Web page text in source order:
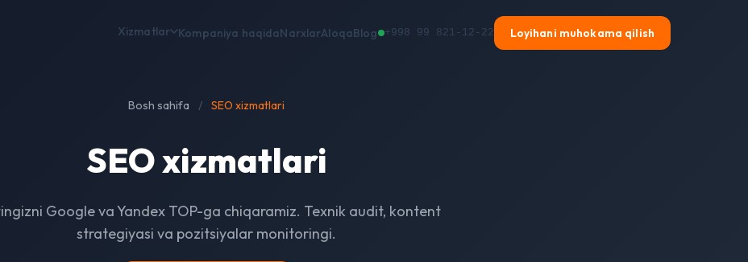
Xizmatlar Kompaniya haqidaNarxlarAloqaBlog +998 99 821-12-22 Loyihani muhokama qilish
Bosh sahifa / SEO xizmatlari
SEO xizmatlari
Google va Yandex TOP-ga chiqaramiz. Texnik audit, kontent
strategiyasi va pozitsiyalar monitoringi.